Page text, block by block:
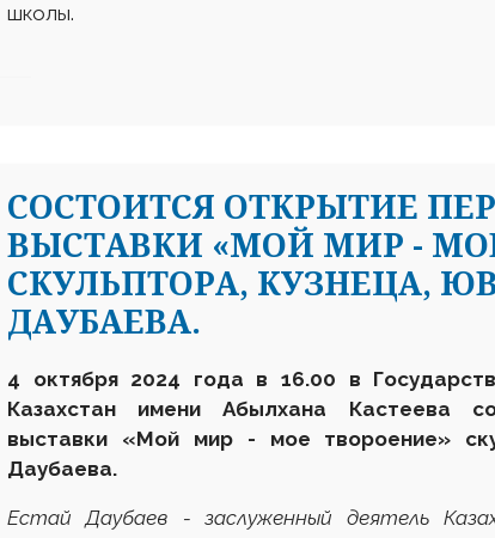
школы.
CОСТОИТСЯ ОТКРЫТИЕ
ВЫСТАВКИ «МОЙ МИР -
СКУЛЬПТОРА, КУЗНЕЦА,
ДАУБАЕВА.
4 октября 2024 года в 16.00 в
Казахстан имени Абылхана Кастеева
выставки «Мой мир - мое твороение»
Даубаева.
Естай Даубаев - заслуженный деятель